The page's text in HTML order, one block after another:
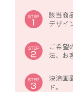
該当商
デザイ
ご希望
法、お
決済画
ド。